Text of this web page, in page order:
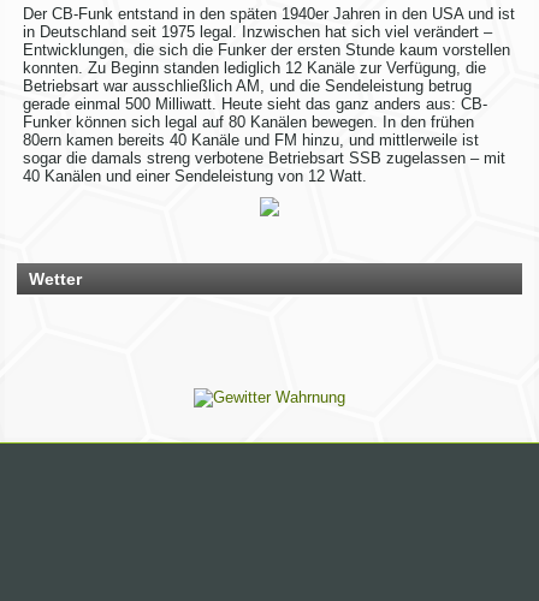
Wir laden euch recht herzlich zu unserem 12. Rhein-Main
Funkertreffen vom 17. bis 19. JULI 2026 ein.
Hotel November DX Group
Wir überarbeiten unsere Map!
Wir aktualisieren derzeit unsere Karte der aktiven CB-Funker.
Alle aktiven Mitglieder werden ab sofort mit einem grünen
Symbol markiert.
zusammen mit deinen Informationen mit!
Solltest du schon eingetragen sein, aber deine Daten oder
dein Wohnort stimmen nicht mehr, gib uns ebenfalls kurz
Der CB-Funk entstand in den späten 1940er Jahren in den USA und ist
in Deutschland seit 1975 legal. Inzwischen hat sich viel verändert –
Entwicklungen, die sich die Funker der ersten Stunde kaum vorstellen
konnten. Zu Beginn standen lediglich 12 Kanäle zur Verfügung, die
Betriebsart war ausschließlich AM, und die Sendeleistung betrug
gerade einmal 500 Milliwatt. Heute sieht das ganz anders aus: CB-
Funker können sich legal auf 80 Kanälen bewegen. In den frühen
80ern kamen bereits 40 Kanäle und FM hinzu, und mittlerweile ist
sogar die damals streng verbotene Betriebsart SSB zugelassen – mit
40 Kanälen und einer Sendeleistung von 12 Watt.
Wetter